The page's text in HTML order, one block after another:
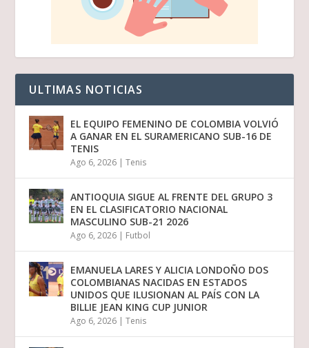
ULTIMAS NOTICIAS
EL EQUIPO FEMENINO DE COLOMBIA VOLVIÓ
A GANAR EN EL SURAMERICANO SUB-16 DE
TENIS
Ago 6, 2026 |Tenis
ANTIOQUIA SIGUE AL FRENTE DEL GRUPO 3
EN EL CLASIFICATORIO NACIONAL
MASCULINO SUB-21 2026
Ago 6, 2026 | Futbol
EMANUELA LARES Y ALICIA LONDOÑO DOS
COLOMBIANAS NACIDAS EN ESTADOS
UNIDOS QUE ILUSIONAN AL PAÍS CON LA
BILLIE JEAN KING CUP JUNIOR
Ago 6, 2026 |Tenis